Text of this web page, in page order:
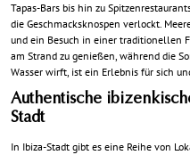
Tapas-Bars bis hin zu
die Geschmacksknospen verlockt.
und ein Besuch in einer traditionellen
am Strand zu genießen, während die
Wasser wirft, ist ein Erlebnis für sich
Authentische
Stadt
In Ibiza-Stadt gibt es eine Reihe von